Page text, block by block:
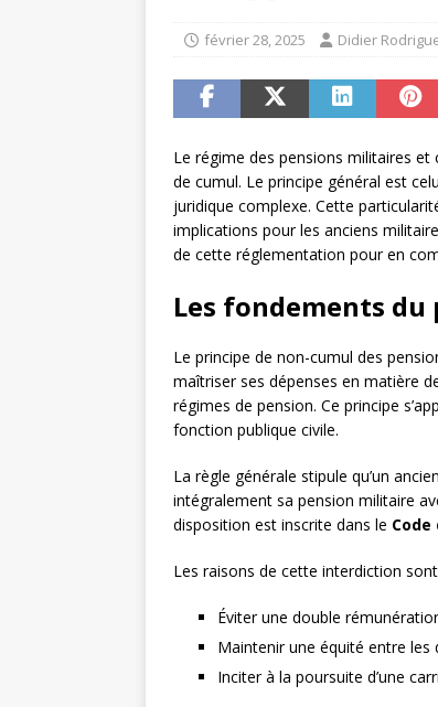
février 28, 2025 Didier
Le régime des pensions militaires
de cumul. Le principe général est
juridique complexe. Cette
implications pour les anciens
de cette réglementation pour en
Les fondements
Le principe de non-cumul des
maîtriser ses dépenses en matière
régimes de pension. Ce principe
fonction publique civile.
La règle générale stipule qu’un
intégralement sa pension militaire
disposition est inscrite dans le
Les raisons de cette interdiction
Éviter une double
Maintenir une équité entre
Inciter à la poursuite d’une